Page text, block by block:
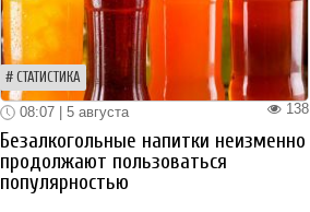
СТАТИСТИКА
138
08:07 | 5 августа
Безалкогольные напитки неизменно
продолжают пользоваться
популярностью